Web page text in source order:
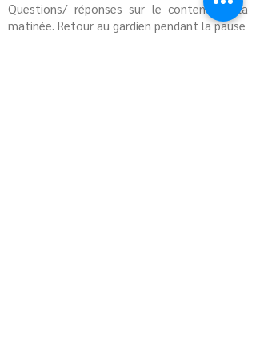
Questions/ réponses sur le contenu de la
matinée. Retour au gardien pendant la pause